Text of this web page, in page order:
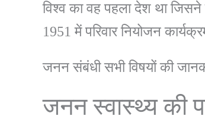
विश्व का वह पहला देश था
1951 में परिवार नियोजन
जनन संबंधी सभी विषयों की
जनन स्वास्थ्य की